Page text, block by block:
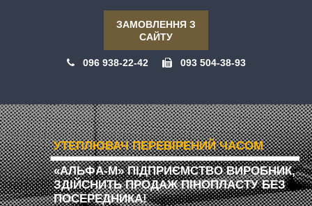
ЗАМОВЛЕННЯ З
САЙТУ
096 938-22-42 093 504-38-93
УТЕПЛЮВАЧ ПЕРЕВІРЕНИЙ ЧАСОМ
«АЛЬФА-М» ПІДПРИЄМСТВО ВИРОБНИК,
ЗДІЙСНИТЬ ПРОДАЖ ПІНОПЛАСТУ БЕЗ
ПОСЕРЕДНИКА!